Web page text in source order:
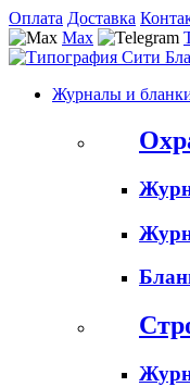
Оплата Доставка
Max
Журналы и